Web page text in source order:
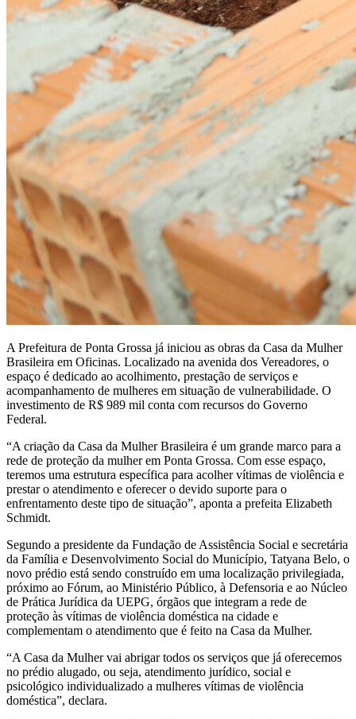
A Prefeitura de Ponta Grossa já iniciou as obras da Casa da Mulher
Brasileira em Oficinas. Localizado na avenida dos Vereadores, o
espaço é dedicado ao acolhimento, prestação de serviços e
acompanhamento de mulheres em situação de vulnerabilidade. O
investimento de R$ 989 mil conta com recursos do Governo
Federal.
“A criação da Casa da Mulher Brasileira é um grande marco para a
rede de proteção da mulher em Ponta Grossa. Com esse espaço,
teremos uma estrutura específica para acolher vítimas de violência e
prestar o atendimento e oferecer o devido suporte para o
enfrentamento deste tipo de situação”, aponta a prefeita Elizabeth
Schmidt.
Segundo a presidente da Fundação de Assistência Social e secretária
da Família e Desenvolvimento Social do Município, Tatyana Belo, o
novo prédio está sendo construído em uma localização privilegiada,
próximo ao Fórum, ao Ministério Público, à Defensoria e ao Núcleo
de Prática Jurídica da UEPG, órgãos que integram a rede de
proteção às vítimas de violência doméstica na cidade e
complementam o atendimento que é feito na Casa da Mulher.
“A Casa da Mulher vai abrigar todos os serviços que já oferecemos
no prédio alugado, ou seja, atendimento jurídico, social e
psicológico individualizado a mulheres vítimas de violência
doméstica”, declara.